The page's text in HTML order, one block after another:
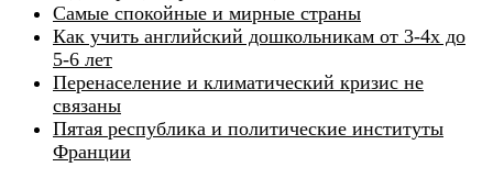
Самые спокойные и мирные страны
Как учить английский дошкольникам от 3-4х до
5-6 лет
Перенаселение и климатический кризис не
связаны
Пятая республика и политические институты
Франции